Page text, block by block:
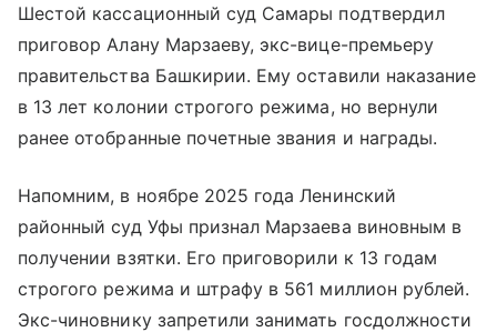
Шестой кассационный суд Самары подтвердил
приговор Алану Марзаеву, экс-вице-премьеру
правительства Башкирии. Ему оставили наказание
в 13 лет колонии строгого режима, но вернули
ранее отобранные почетные звания и награды.
Напомним, в ноябре 2025 года Ленинский
районный суд Уфы признал Марзаева виновным в
получении взятки. Его приговорили к 13 годам
строгого режима и штрафу в 561 миллион рублей.
Экс-чиновнику запретили занимать госдолжности